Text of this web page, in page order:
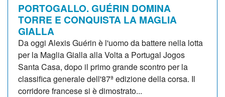
PORTOGALLO. GUÉRIN DOMINA
TORRE E CONQUISTA LA MAGLIA
GIALLA
Da oggi Alexis Guérin è l'uomo da battere nella lotta
per la Maglia Gialla alla Volta a Portugal Jogos
Santa Casa, dopo il primo grande scontro per la
classifica generale dell'87ª edizione della corsa. Il
corridore francese si è dimostrato...